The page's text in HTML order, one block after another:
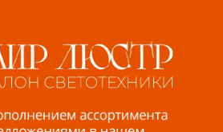
61 ТЦ "Стройбери"